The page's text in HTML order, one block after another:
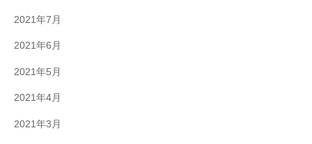
2021年7月
2021年6月
2021年5月
2021年4月
2021年3月